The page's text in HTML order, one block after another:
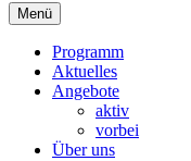
Primäres
Menü
Menü
Programm
Aktuelles
Angebote
aktiv
vorbei
Über uns